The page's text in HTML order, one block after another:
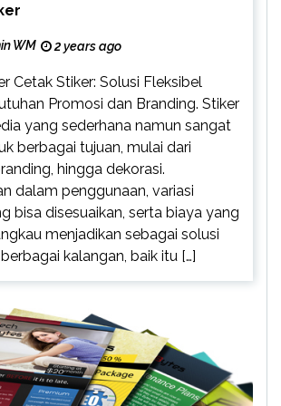
WM 2 years ago
Cetak Stiker: Solusi Fleksibel
Promosi dan Branding. Stiker
yang sederhana namun sangat
berbagai tujuan, mulai dari
hingga dekorasi.
dalam penggunaan, variasi
bisa disesuaikan, serta biaya yang
menjadikan sebagai solusi
kalangan, baik itu […]